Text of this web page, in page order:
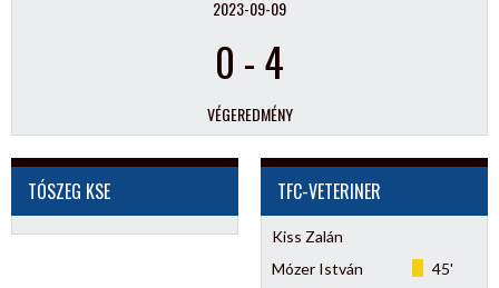
2023-09-09
0 -4
VÉGEREDMÉNY
TÓSZEG KSE TFC-VETERINER
Kiss Zalán
Mózer István
45'